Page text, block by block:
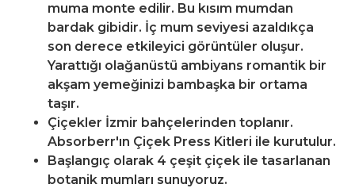
muma monte edilir. Bu kısım mumdan
bardak gibidir. İç mum seviyesi azaldıkça
son derece etkileyici görüntüler oluşur.
Yarattığı olağanüstü ambiyans romantik bir
akşam yemeğinizi bambaşka bir ortama
taşır.
Çiçekler İzmir bahçelerinden toplanır.
Absorberr'ın Çiçek Press Kitleri ile kurutulur.
Başlangıç olarak 4 çeşit çiçek ile tasarlanan
botanik mumları sunuyoruz.